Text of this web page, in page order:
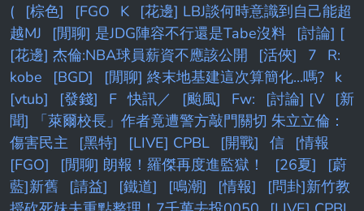
(
[棕色] [FGO K
[花邊] LBJ談何時意識到自己能超
越MJ
[閒聊] 是JDG陣容不行還是Tabe沒料
[討論] [
[花邊] 杰倫:NBA球員薪資不應該公開
[活俠] 7
R:
kobe
[BGD] [閒聊] 終末地基建這次算簡化...嗎? k
[vtub]
[發錢] F 快訊／ [颱風] Fw: [討論] [V
[新
聞] 「萊爾校長」作者竟遭警方敲門關切 朱立立倫：
傷害民主
[黑特] [LIVE] CPBL [開戰] 信
[情報
[FGO]
[閒聊] 朗報！羅傑再度進監獄！ [26夏]
[蔚
藍]新舊
[請益] [鐵道] [鳴潮] [情報]
[問卦]新竹教